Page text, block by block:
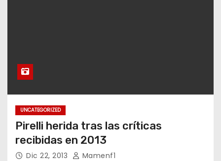
UNCATEGORIZED
Pirelli herida tras las críticas
recibidas en 2013
Dic 22, 2013 Mamenf1